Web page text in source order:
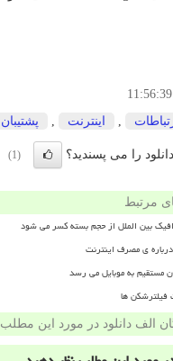
11:56:39
اینترنت پشتیبان
را می پسندید؟ (1)
مرتبط
بین الملل از حجم بسته کسر می شود
ی مصرف اینترنت
مستقیم به موبایل می رسد
ها
الف دانلود در مورد این مطلب